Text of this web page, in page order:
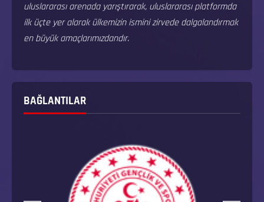
uluslararası arenada yarıştırarak, uluslararası platformda
ilk üçte yer alarak ülkemizin ismini zirvede dalgalandırmak
en büyük amaçlarımızdandır.
BAĞLANTILAR